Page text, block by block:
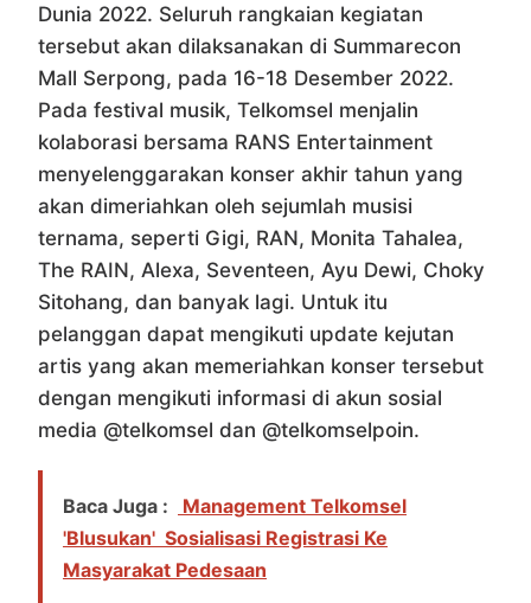
Dunia 2022. Seluruh rangkaian kegiatan
tersebut akan dilaksanakan di Summarecon
Mall Serpong, pada 16-18 Desember 2022.
Pada festival musik, Telkomsel menjalin
kolaborasi bersama RANS Entertainment
menyelenggarakan konser akhir tahun yang
akan dimeriahkan oleh sejumlah musisi
ternama, seperti Gigi, RAN, Monita Tahalea,
The RAIN, Alexa, Seventeen, Ayu Dewi, Choky
Sitohang, dan banyak lagi. Untuk itu
pelanggan dapat mengikuti update kejutan
artis yang akan memeriahkan konser tersebut
dengan mengikuti informasi di akun sosial
media @telkomsel dan @telkomselpoin.
Baca Juga :
Management Telkomsel
'Blusukan' Sosialisasi Registrasi Ke
Masyarakat Pedesaan